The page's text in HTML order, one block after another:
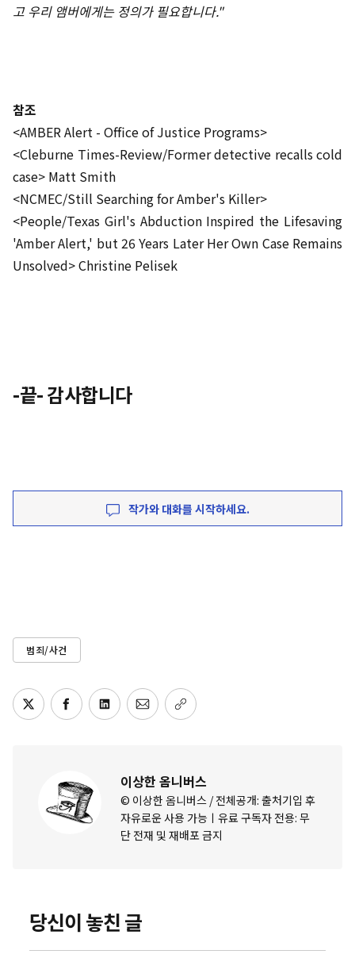
고 우리 앰버에게는 정의가 필요합니다."
참조
<AMBER Alert - Office of Justice Programs>
<Cleburne Times-Review/Former detective recalls cold
case> Matt Smith
<NCMEC/Still Searching for Amber's Killer>
<People/Texas Girl's Abduction Inspired the Lifesaving
'Amber Alert,' but 26 Years Later Her Own Case Remains
Unsolved> Christine Pelisek
-끝- 감사합니다
작가와 대화를 시작하세요.
범죄/사건
이상한 옴니버스
© 이상한 옴니버스 / 전체공개: 출처기입 후
자유로운 사용 가능ㅣ유료 구독자 전용: 무
단 전재 및 재배포 금지
당신이 놓친 글